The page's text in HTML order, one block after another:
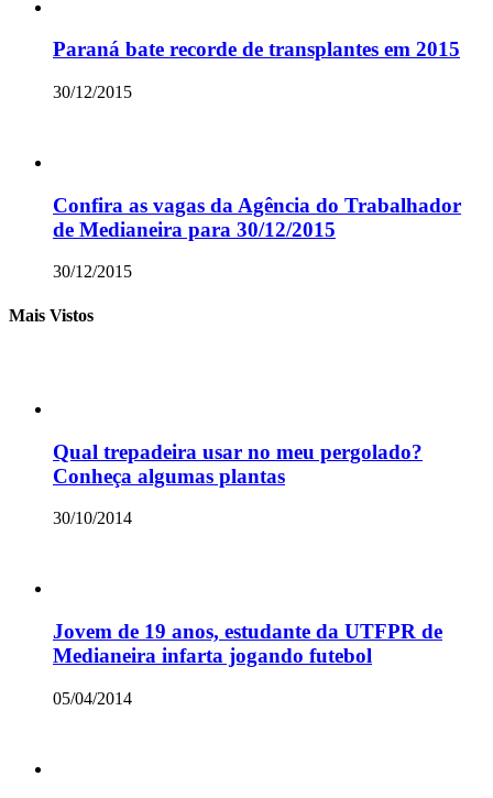
Paraná bate recorde de transplantes em 2015
30/12/2015
Confira as vagas da Agência do Trabalhador
de Medianeira para 30/12/2015
30/12/2015
Mais Vistos
Qual trepadeira usar no meu pergolado?
Conheça algumas plantas
30/10/2014
Jovem de 19 anos, estudante da UTFPR de
Medianeira infarta jogando futebol
05/04/2014